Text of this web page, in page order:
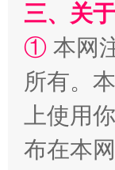
镜
三、关
① 本网
所有。
上使用
布在本